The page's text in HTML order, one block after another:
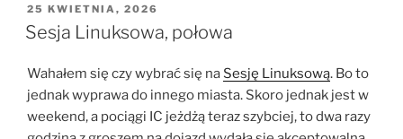
OPUBLIKOWANE
W
25 KWIETNIA, 2026
Sesja Linuksowa, połowa
Wahałem się czy wybrać się na Sesję Linuksową. Bo to
jednak wyprawa do innego miasta. Skoro jednak jest w
weekend, a pociągi IC jeżdżą teraz szybciej, to dwa razy